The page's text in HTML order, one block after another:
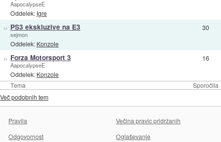
Tema Sporočila
AapocalypseE
Oddelek: Igre
» PS3 ekskluzive na E3
sejmon
Oddelek: Konzole
30
» Forza Motorsport 3
AapocalypseE
Oddelek: Konzole
16
Več podobnih tem
Pravila
Večina pravic pridržanih
Odgovornost
Oglaševanje